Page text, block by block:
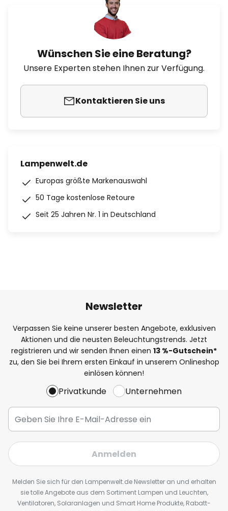
Wünschen Sie eine Beratung?
Unsere Experten stehen Ihnen zur Verfügung.
Kontaktieren Sie uns
Lampenwelt.de
Europas größte Markenauswahl
50 Tage kostenlose Retoure
Seit 25 Jahren Nr. 1 in Deutschland
Newsletter
Verpassen Sie keine unserer besten Angebote, exklusiven
Aktionen und die neusten Beleuchtungstrends. Jetzt
registrieren und wir senden Ihnen einen 13 %-Gutschein*
zu, den Sie bei Ihrem ersten Einkauf in unserem Onlineshop
einlösen können!
Privatkunde Unternehmen
Anmelden
Melden Sie sich für den Lampenwelt.de Newsletter an und erhalten
sie tolle Angebote aus dem Sortiment Lampen und Leuchten,
Ventilatoren, Solaranlagen und Smart Home Produkte, Rabatt-